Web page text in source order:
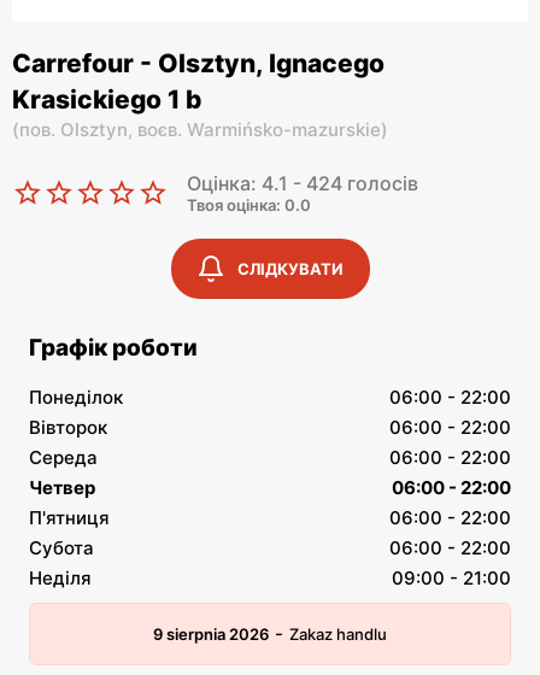
Carrefour - Olsztyn, Ignacego
Krasickiego 1 b
(пов. Olsztyn, воєв. Warmińsko-mazurskie)
Оцінка: 4.1 - 424 голосів
Твоя оцінка: 0.0
СЛІДКУВАТИ
Графік роботи
Понеділок
06:00 - 22:00
Вівторок
06:00 - 22:00
Середа
06:00 - 22:00
Четвер
06:00 - 22:00
П'ятниця
06:00 - 22:00
Субота
06:00 - 22:00
Неділя
09:00 - 21:00
9 sierpnia 2026 - Zakaz handlu